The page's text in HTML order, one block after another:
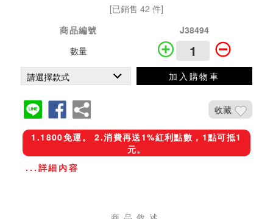
[已銷售 42 件]
商品編號
J38494
數量
加入購物車
收藏
1.1800免運。 2.消費再送1%紅利點數，1點可抵1
元。
...詳細內容